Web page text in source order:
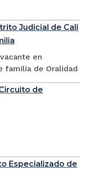
Judicial de Cali
en
familia de Oralidad
de
Especializado de